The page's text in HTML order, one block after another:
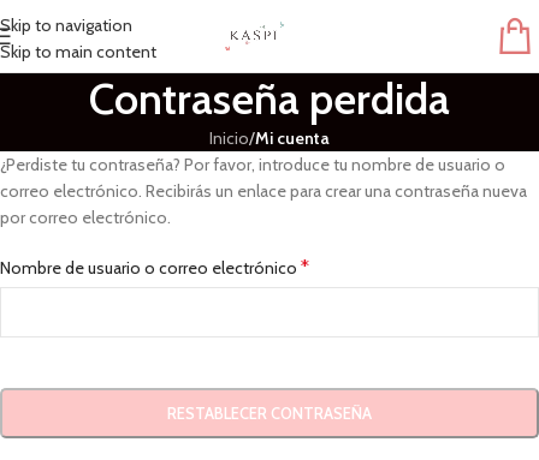
Skip to navigation
Skip to main content
Contraseña perdida
Inicio/Mi cuenta
¿Perdiste tu contraseña? Por favor, introduce tu nombre de usuario o
correo electrónico. Recibirás un enlace para crear una contraseña nueva
por correo electrónico.
Nombre de usuario o correo electrónico *
RESTABLECER CONTRASEÑA